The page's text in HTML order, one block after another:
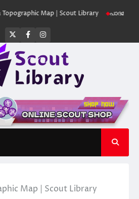
Map | Scout Library പാദമുദ്രകൾ വിടരുത്
Twitter
FacebookInstagram
Map | Scout Library